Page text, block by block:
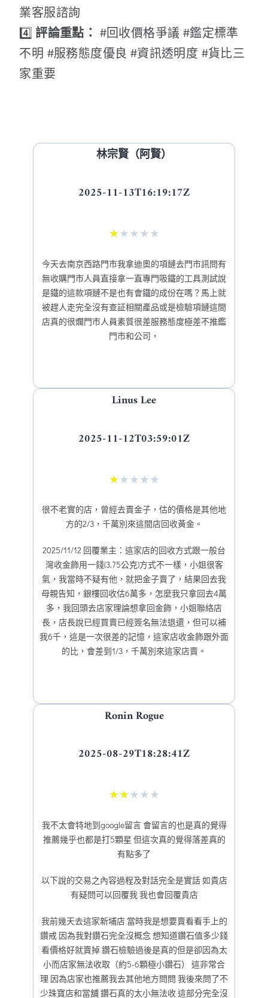
業客服諮詢
4️⃣ 評論重點： #回收價格爭議 #鑑定標準
不明 #服務態度優良 #資訊透明度 #貨比三
家重要
林宗賢（阿賢）
2025-11-13T16:19:17Z
★ ★ ★ ★ ★
今天去南京西路門市我拿迪奧的項鏈去門市訊問有
無收購門市人員直接拿一直專門吸鐵的工具測試說
是鐵的這款項鏈不是也有會鐵的成份在嗎？馬上就
被趕人走完全沒有查証相關產品或是檢驗項鏈這間
店真的很爛門市人員素質很差服務態度極差不推鑑
門市和公司，
Linus Lee
2025-11-12T03:59:01Z
★ ★ ★ ★ ★
很不老實的店，曾經去賣金子，估的價格是其他地
方的2/3，千萬別來這間店回收黃金。
2025/11/12 回覆業主：這家店的回收方式跟一般台
灣收金飾用一錢(3.75公克)方式不一樣，小姐很客
氣，我當時不疑有他，就把金子賣了，結果回去我
母親告知，銀樓回收估6萬多，怎麼我只拿回去4萬
多，我回頭去店家理論想拿回金飾，小姐聯絡店
長，店長說已經買賣已經簽名無法退還，但可以補
我6千，這是一次很差的記憶，這家店收金飾跟外面
的比，會差到1/3，千萬別來這家店賣。
Ronin Rogue
2025-08-29T18:28:41Z
★★ ★ ★ ★
我不太會特地到google留言 會留言的也是真的覺得
推薦幾乎也都是打5顆星 但這次真的覺得落差真的
有點多了
以下說的交易之內容過程及對話完全是實話 如貴店
有疑問可以回覆我 我也會回覆貴店
我前幾天去這家新埔店 當時我是想要賣看看手上的
鑽戒 因為我對鑽石完全沒概念 想知道鑽石值多少錢
看價格好就賣掉 鑽石檢驗過後是真的但是卻因為太
小而店家無法收取（約5-6顆極小鑽石） 這非常合
理 因為店家也推薦我去其他地方問問 我後來問了不
少珠寶店和當舖 鑽石真的太小無法收 這部分完全沒